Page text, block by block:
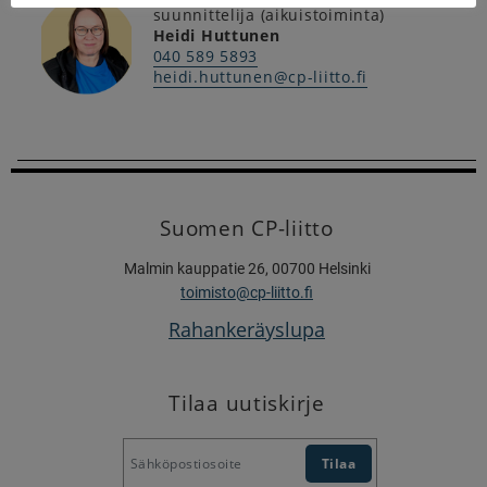
suunnittelija (aikuistoiminta)
Heidi Huttunen
040 589 5893
heidi.huttunen@cp-liitto.fi
Suomen CP-liitto
Malmin kauppatie 26, 00700 Helsinki
toimisto@cp-liitto.fi
Rahankeräyslupa
Tilaa uutiskirje